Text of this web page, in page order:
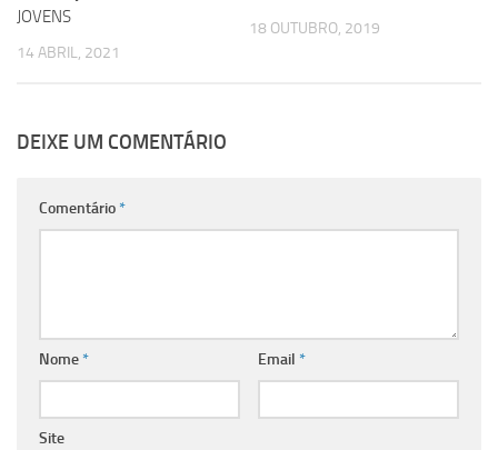
JOVENS
14 ABRIL, 2021
18 OUTUBRO, 2019
DEIXE UM COMENTÁRIO
Comentário*
Nome* Email *
Site